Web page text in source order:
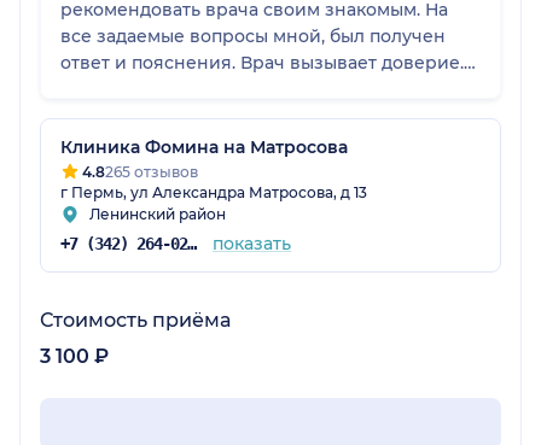
рекомендовать врача своим знакомым. На
все задаемые вопросы мной, был получен
ответ и пояснения. Врач вызывает доверие.
на семинары и конференции в другие
города, что говорит о современном подходе
в лечение
Клиника Фомина на Матросова
4.8265 отзывов
г Пермь, ул Александра Матросова, д 13
Ленинский район
+7 (342) 264-02-90 показать
Стоимость приёма
3 100 ₽